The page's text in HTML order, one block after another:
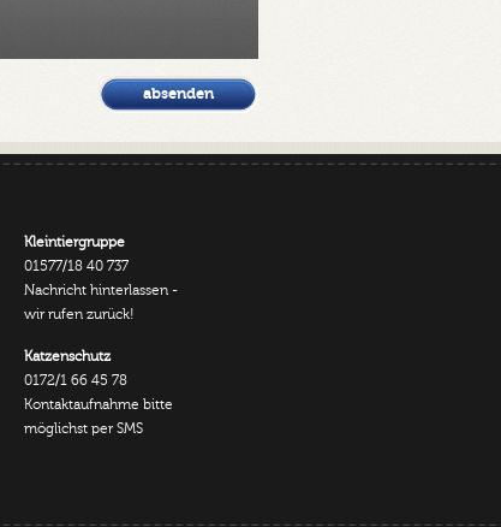
Kleintiergruppe
01577/18 40 737
Nachricht hinterlassen -
wir rufen zurück!
Katzenschutz
0172/1 66 45 78
Kontaktaufnahme bitte
möglichst per SMS